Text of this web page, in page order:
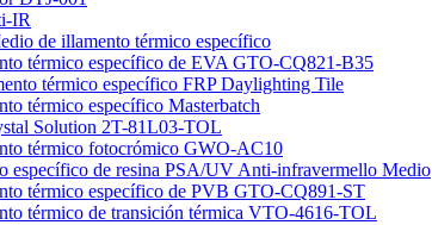
IR
de illamento térmico específico
térmico específico de EVA GTO-CQ821-B35
térmico específico FRP Daylighting Tile
térmico específico Masterbatch
Solution 2T-81L03-TOL
térmico fotocrómico GWO-AC10
específico de resina PSA/UV Anti-infravermello Medio
térmico específico de PVB GTO-CQ891-ST
térmico de transición térmica VTO-4616-TOL